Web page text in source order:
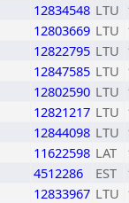
12834548 LTU
12803669 LTU
12822795 LTU
12847585 LTU
12802590 LTU
12821217 LTU
12844098 LTU
11622598 LAT
4512286 EST
12833967 LTU